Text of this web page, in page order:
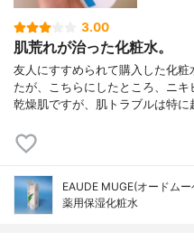
3.00
肌荒れが治った化粧水。
友人にすすめられて購入した化
たが、こちらにしたところ、ニ
乾燥肌ですが、肌トラブルは特
EAUDE MUGE(オードムー
薬用保湿化粧水